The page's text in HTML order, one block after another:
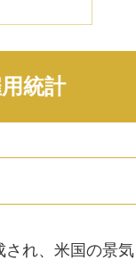
統計
され、米国の景気